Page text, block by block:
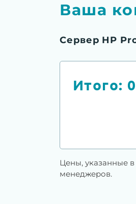
Ваша
Сервер HP
Итого: 0
Цены, указанные
менеджеров.